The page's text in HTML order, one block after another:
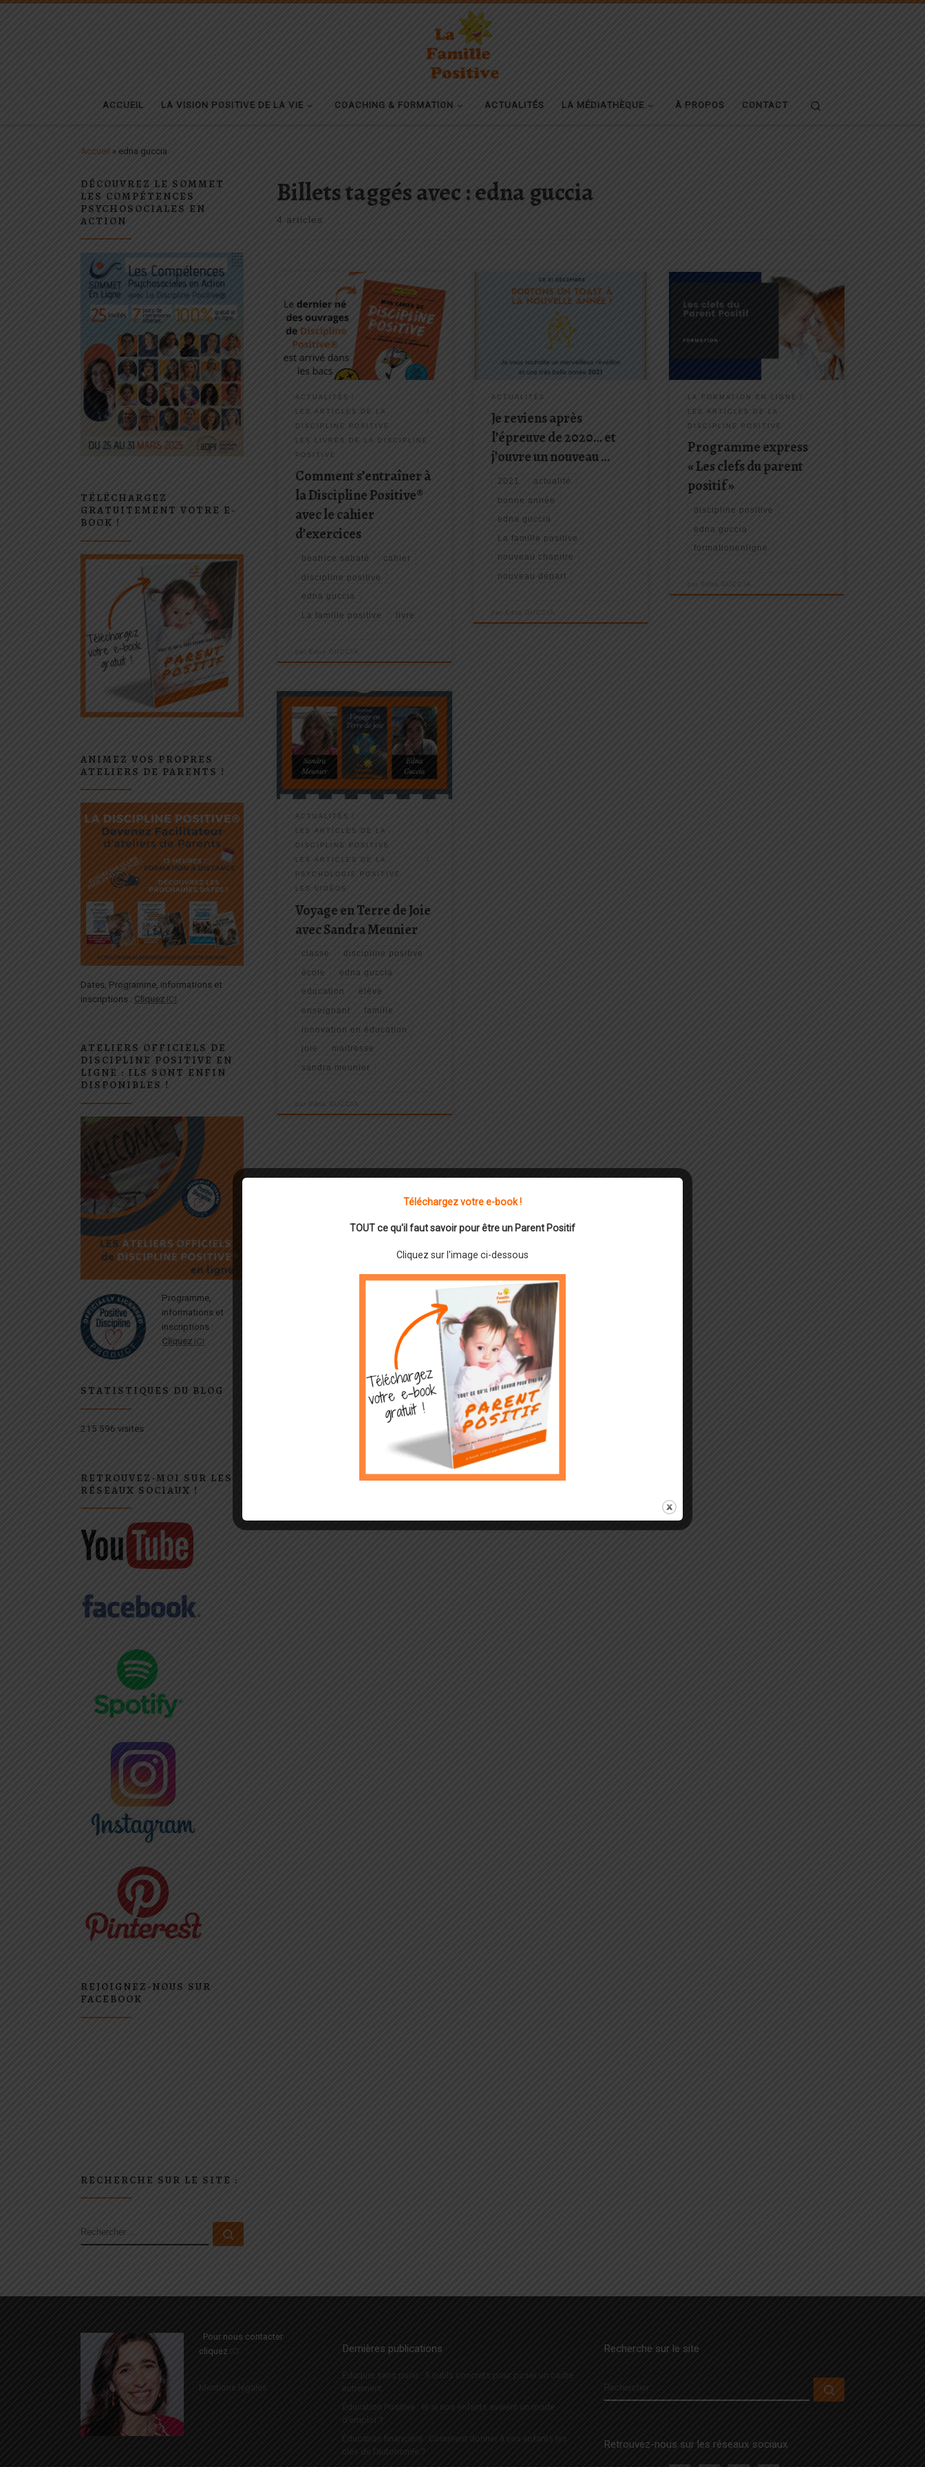
ACCUEIL LA VISION POSITIVE DE LA VIE COACHING & FORMATION ACTUALITÉS LA MÉDIATHÈQUE À PROPOS CONTACT
Accueil » edna guccia
Billets taggés avec : edna guccia
4 articles
Un nouvel ouvrage de Discipline
Positive® vient de paraitre ! Cette fois,
c'est un cahier pratique à suivre pas à
pas pour mettre en place
efficacement la Discipline Positive
dans sa famille.
ACTUALITÉS
LES ARTICLES DE LA
DISCIPLINE POSITIVE
LES LIVRES DE LA DISCIPLINE
POSITIVE
Comment s’entraîner à
la Discipline Positive®
avec le cahier
d’exercices
beatrice sabaté cahier
discipline positive
edna guccia
La famille positive livre
par Edna GUCCIA
Bonjour,L’année 2020 s’achève et je
reviens vers vous après quelques
mois pendant lesquels j’ai été moins
présente… et pour cause… Cette
année aura été terrible pour notre
famille car nous avons vécu une des
plus dure épreuves que la vie […]
ACTUALITÉS
Je reviens après
l’épreuve de 2020… et
j’ouvre un nouveau …
2021 actualité
bonne année
edna guccia
La famille positive
nouveau chapitre
nouveau départ
par Edna GUCCIA
Découvrez le programme express
"Les clefs du parent positif" et
fondamentaux de la CNV) par
LA FORMATION EN LIGNE
LES ARTICLES DE LA
DISCIPLINE POSITIVE
Programme express
« Les clefs du parent
positif »
discipline positive
edna guccia
formationenligne
Edna GUCCIA
Un voyage en Terre de joie
…
ça vous tente ? Sandra Meunier est
une personne absolument EXTRA-
ordinaire que j’avais à cœur de vous
faire découvrir
(si vous ne la
connaissez pas déjà !
). Inspirante
et très touchante, j’ai […]
ACTUALITÉS
LES ARTICLES DE LA
DISCIPLINE POSITIVE
LES ARTICLES DE LA
PSYCHOLOGIE POSITIVE
LES VIDÉOS
Voyage en Terre de Joie
avec Sandra Meunier
classe discipline positive
école edna guccia
education élève
enseignant famille
innovation en éducation
joie maitresse
sandra meunier
par Edna GUCCIA
DÉCOUVREZ LE SOMMET
LES COMPÉTENCES
PSYCHOSOCIALES EN
ACTION
TÉLÉCHARGEZ
GRATUITEMENT VOTRE E-
BOOK !
ANIMEZ VOS PROPRES
ATELIERS DE PARENTS !
Dates, Programme, informations et
inscriptions : Cliquez ICI
ATELIERS OFFICIELS DE
DISCIPLINE POSITIVE EN
LIGNE : ILS SONT ENFIN
DISPONIBLES !
Programme,
informations et
inscriptions :
Cliquez ICI
STATISTIQUES DU BLOG
215 596 visites
RETROUVEZ-MOI SUR LES
RÉSEAUX SOCIAUX !
REJOIGNEZ-NOUS SUR
FACEBOOK
RECHERCHE SUR LE SITE :
RECHERCHER
Pour nous contacter
cliquez ICI
Mentions légales
Dernières publications
Éduquer sans punir : 5 outils concrets pour poser un cadre
autrement
Éducation Positive : et si nos enfants avaient un mode
d’emploi ?
Éducation financière : Comment donner à vos enfants les
clés de l’autonomie ?
Recherche sur le site
RECHERCHER
Retrouvez-nous sur les réseaux sociaux
Téléchargez votre e-book !
TOUT ce qu'il faut savoir pour être un Parent Positif
Cliquez sur l'image ci-dessous